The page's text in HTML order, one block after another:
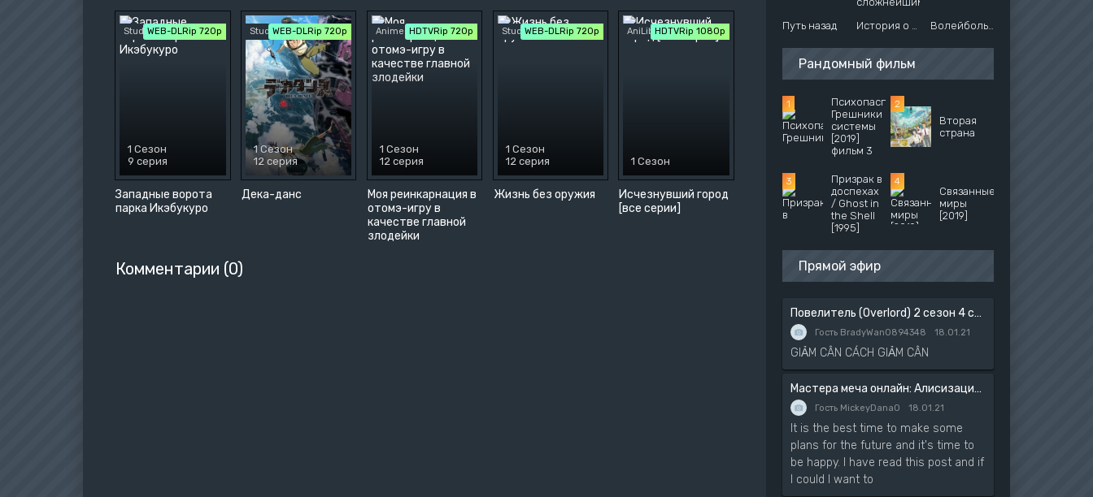
Западные ворота
парка Икэбукуро
StudioBand
WEB-DLRip 720p
1 Сезон
9 серия
Дека-данс
StudioBand
WEB-DLRip 720p
1 Сезон
12 серия
Моя реинкарнация в
отомэ-игру в
качестве главной
злодейки
AnimediaHDTVRip 720p
1 Сезон
12 серия
Жизнь без оружия
StudioBand
WEB-DLRip 720p
1 Сезон
12 серия
Исчезнувший город
[все серии]
AniLibriaHDTVRip 1080p
1 Сезон
Комментарии (0)
Путь назад История о пареньке из деревни, расположенной перед сложнейшим подземельем Волейбольный клуб старшей школы Сэйин
Рандомный фильм
Психопаспорт:
Грешники
системы
[2019]
фильм 3
Вторая
страна
Призрак в
доспехах
/ Ghost in
the Shell
[1995]
Связанные
миры
[2019]
Прямой эфир
Повелитель (Overlord) 2 сезон 4 серия
Гость BradyWan0894348 18.01.21
GIẢM CÂN CÁCH GIẢM CÂN
Мастера меча онлайн: Алисизация — Война в Подмирье 2
Гость MickeyDana0 18.01.21
It is the best time to make some
plans for the future and it's time to
be happy. I have read this post and if
I could I want to